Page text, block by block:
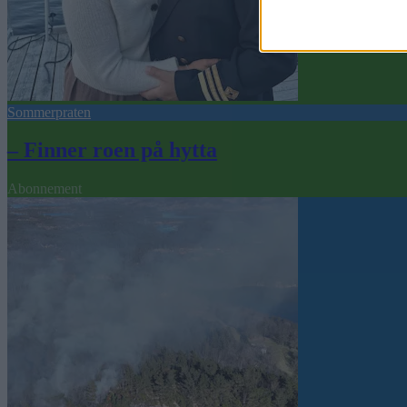
Sommerpraten
– Finner roen på hytta
Abonnement